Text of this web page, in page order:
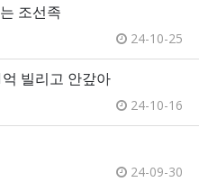
조선족
24-10-25
빌리고 안갚아
24-10-16
24-09-30